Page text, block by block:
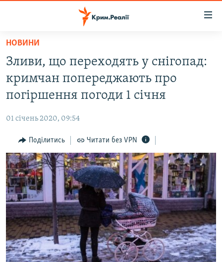
Перейти
основного
матеріалу
Перейти
до
основної
Перейти
до
пошуку
ВОДА.КРИМ
ВІДЕО ТА ФОТО
БЛОГИ
ПОГЛЯД
ІНТЕРВ'Ю
ВСЕ ЗА ДЕНЬ
СПЕЦПРОЕКТИ
ДЕПОРТАЦІЯ
ВІДЕОУРОКИ «ELIFBE»
СВІДЧЕННЯ ОКУПАЦІЇ
ЯК ОБІЙТИ БЛОКУВАННЯ
Русский
Qırımtatar
НОВИНИ
Зливи, що переходять у снігопад:
кримчан попереджають про
погіршення погоди 1 січня
01 січень 2020, 09:54
Поділитись Читати без VPN